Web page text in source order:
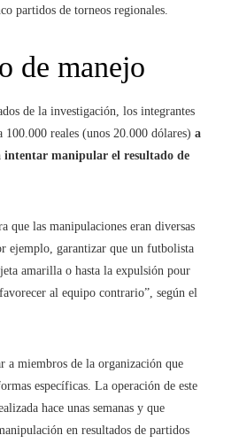
partidos de torneos regionales.
de manejo
de la investigación, los integrantes
100.000 reales (unos 20.000 dólares) a
intentar manipular el resultado de
que las manipulaciones eran diversas
ejemplo, garantizar que un futbolista
amarilla o hasta la expulsión pour
al equipo contrario”, según el
a miembros de la organización que
específicas. La operación de este
hace unas semanas y que
en resultados de partidos